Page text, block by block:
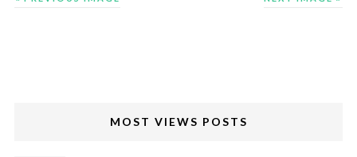
MOST VIEWS POSTS